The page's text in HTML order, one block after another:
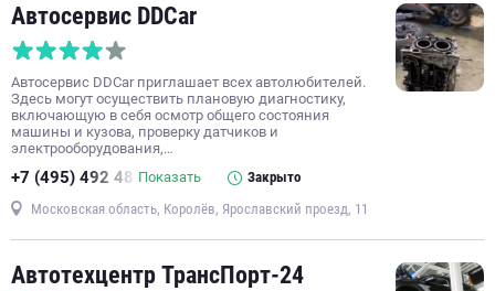
Автосервис DDCar
Автосервис DDCar приглашает всех автолюбителей.
Здесь могут осуществить плановую диагностику,
включающую в себя осмотр общего состояния
машины и кузова, проверку датчиков и
электрооборудования,…
+7 (495) 492 48 Показать Закрыто
Московская область, Королёв, Ярославский проезд, 11
Автотехцентр ТрансПорт-24